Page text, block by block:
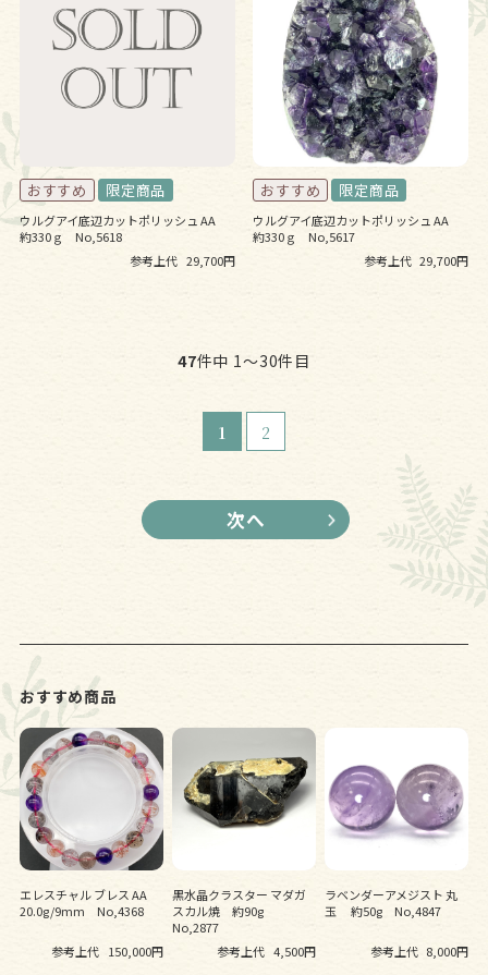
ウルグアイ底辺カットポリッシュ AA
約330ｇ No,5618
参考上代 29,700円
ウルグアイ底辺カットポリッシュ AA
約330ｇ No,5617
参考上代 29,700円
47件中 1〜30件目
1 2
おすすめ商品
エレスチャル ブレス AA
20.0g/9mm No,4368
参考上代 150,000円
黒水晶クラスター マダガ
スカル焼 約90g
No,2877
参考上代 4,500円
ラベンダーアメジスト 丸
玉 約50g No,4847
参考上代 8,000円